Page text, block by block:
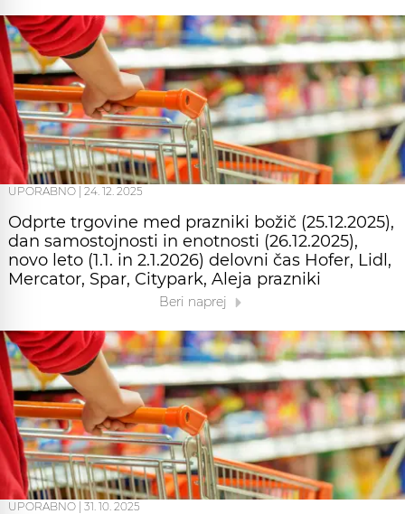
UPORABNO 24. 12. 2025
Odprte trgovine med prazniki božič (25.12.2025),
dan samostojnosti in enotnosti (26.12.2025),
novo leto (1.1. in 2.1.2026) delovni čas Hofer, Lidl,
Mercator, Spar, Citypark, Aleja prazniki
Beri naprej
UPORABNO 31. 10. 2025